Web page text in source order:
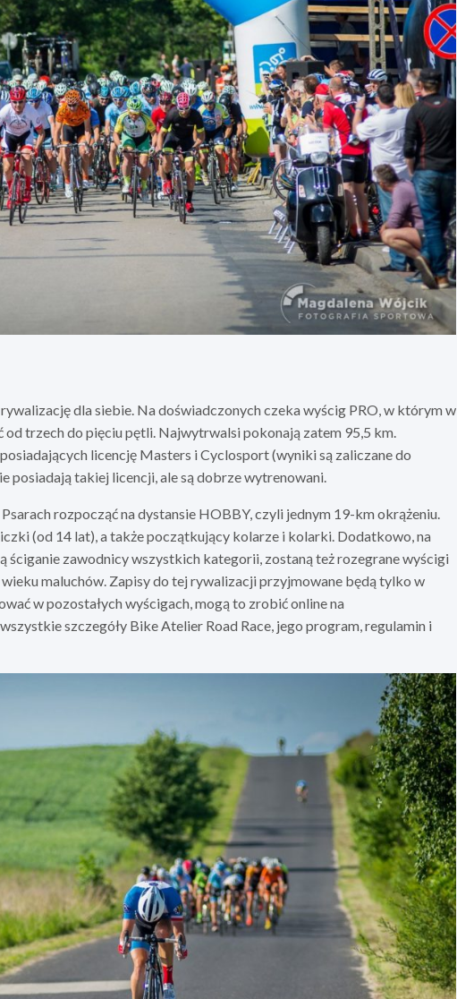
dla siebie. Na doświadczonych czeka wyścig PRO, w którym w
trzech do pięciu pętli. Najwytrwalsi pokonają zatem 95,5 km.
licencję Masters i Cyclosport (wyniki są zaliczane do
posiadają takiej licencji, ale są dobrze wytrenowani.
rozpocząć na dystansie HOBBY, czyli jednym 19-km okrążeniu.
(od 14 lat), a także początkujący kolarze i kolarki. Dodatkowo, na
ściganie zawodnicy wszystkich kategorii, zostaną też rozegrane wyścigi
maluchów. Zapisy do tej rywalizacji przyjmowane będą tylko w
w pozostałych wyścigach, mogą to zrobić online na
szczegóły Bike Atelier Road Race, jego program, regulamin i